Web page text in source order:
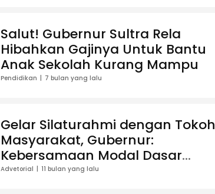
Salut! Gubernur Sultra Rela
Hibahkan Gajinya Untuk Bantu
Anak Sekolah Kurang Mampu
Pendidikan 7 bulan yang lalu
Gelar Silaturahmi dengan Tokoh
Masyarakat, Gubernur:
Kebersamaan Modal Dasar
Membangun Daerah
Advetorial 11 bulan yang lalu